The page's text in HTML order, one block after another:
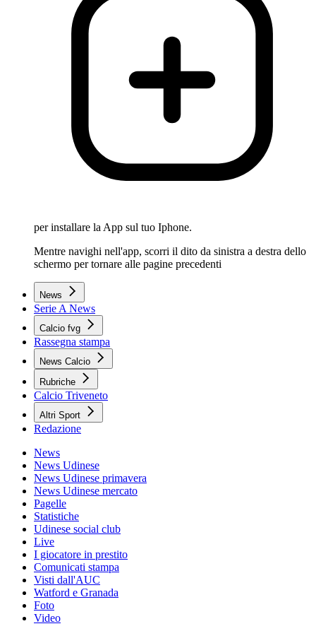
per installare la App sul tuo Iphone.
Mentre navighi nell'app, scorri il dito da sinistra a destra dello
schermo per tornare alle pagine precedenti
News
Serie A News
Calcio fvg
Rassegna stampa
News Calcio
Rubriche
Calcio Triveneto
Altri Sport
Redazione
News
News Udinese
News Udinese primavera
News Udinese mercato
Pagelle
Statistiche
Udinese social club
Live
I giocatore in prestito
Comunicati stampa
Visti dall'AUC
Watford e Granada
Foto
Video